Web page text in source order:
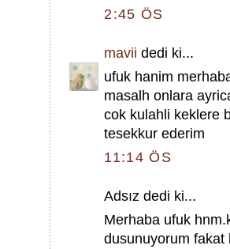
2:45 ÖS
mavii dedi ki...
ufuk hanim
masalh onlara
cok kulahli keklere
tesekkur ederim
11:14 ÖS
Adsız dedi ki...
Merhaba ufuk
dusunuyorum